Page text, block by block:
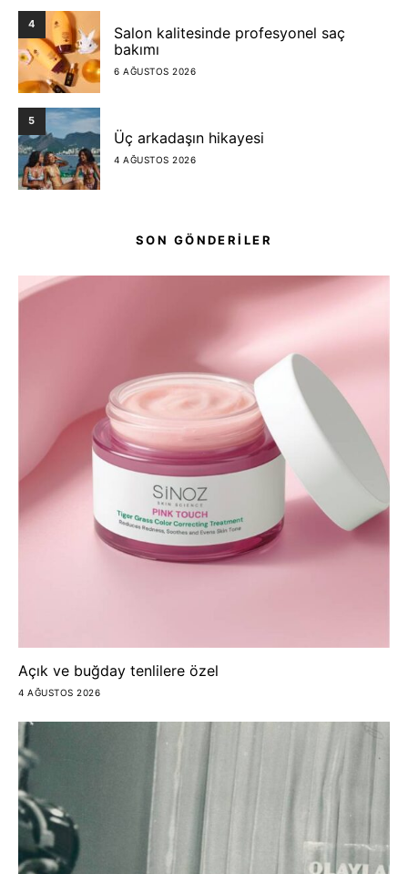
4
Salon kalitesinde profesyonel saç
bakımı
6 AĞUSTOS 2026
5
Üç arkadaşın hikayesi
4 AĞUSTOS 2026
SON GÖNDERİLER
Açık ve buğday tenlilere özel
4 AĞUSTOS 2026